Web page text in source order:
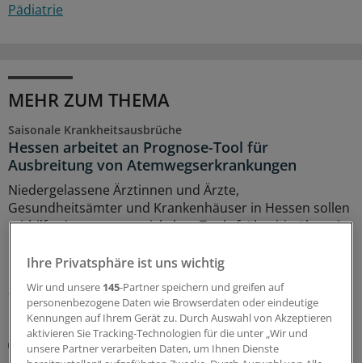
Pädiatrie
MEHR ZUM THEMA
Saisonale Krankheitsausbrüche
Hessen arbeitet an Prognose-Tool für
Ausbreitung von Atemwegserkrankungen
Niedergelassene Ärztinnen und Ärzte,
Gesundheitsämter und Krankenhäuser in Hessen sollen
mithilfe eines neu entwickelten Tools frühzeitig über ein
informiert werden.
22.07.2026
Bestätigung durch neue Studie
Ihre Privatsphäre ist uns wichtig
Wir und unsere 145-Partner speichern und greifen auf
personenbezogene Daten wie Browserdaten oder eindeutige
Kennungen auf Ihrem Gerät zu. Durch Auswahl von Akzeptieren
aktivieren Sie Tracking-Technologien für die unter „Wir und
unsere Partner verarbeiten Daten, um Ihnen Dienste